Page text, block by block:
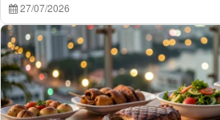
27/07/2026